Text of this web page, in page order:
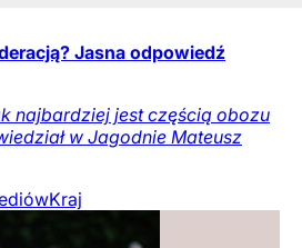
Jasna odpowiedź
najbardziej jest częścią obozu
w Jagodnie Mateusz
Kraj